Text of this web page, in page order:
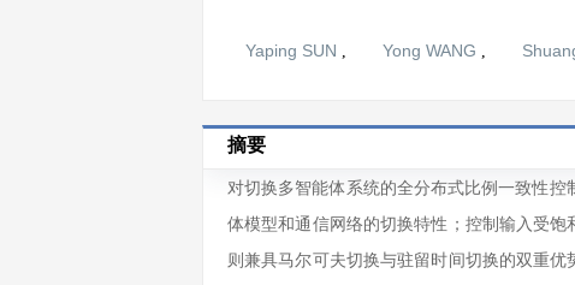
Yaping SUN , Yong WANG ,
摘要
对切换多智能体系统的全分布式比例一致性
体模型和通信网络的切换特性；控制输入受
则兼具马尔可夫切换与驻留时间切换的双重